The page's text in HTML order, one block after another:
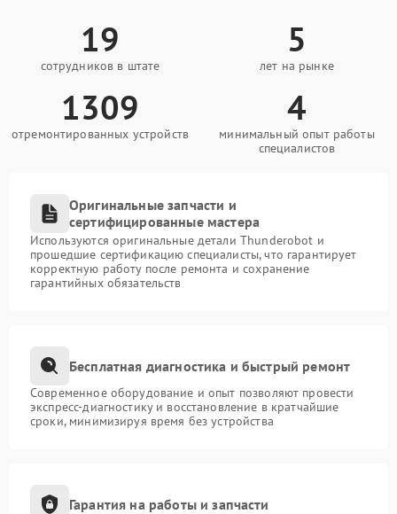
19
сотрудников в штате
5
лет на рынке
1309
отремонтированных устройств
4
минимальный опыт работы
специалистов
Оригинальные запчасти и
сертифицированные мастера
Используются оригинальные детали Thunderobot и
прошедшие сертификацию специалисты, что гарантирует
корректную работу после ремонта и сохранение
гарантийных обязательств
Бесплатная диагностика и быстрый ремонт
Современное оборудование и опыт позволяют провести
экспресс-диагностику и восстановление в кратчайшие
сроки, минимизируя время без устройства
Гарантия на работы и запчасти